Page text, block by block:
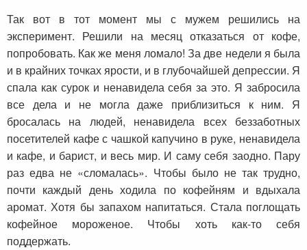
Так вот в тот момент мы с мужем решились на
эксперимент. Решили на месяц отказаться от кофе,
попробовать. Как же меня ломало! За две недели я была
и в крайних точках ярости, и в глубочайшей депрессии. Я
спала как сурок и ненавидела себя за это. Я забросила
все дела и не могла даже приблизиться к ним. Я
бросалась на людей, ненавидела всех беззаботных
посетителей кафе с чашкой капучино в руке, ненавидела
и кафе, и барист, и весь мир. И саму себя заодно. Пару
раз едва не «сломалась». Чтобы было не так трудно,
почти каждый день ходила по кофейням и вдыхала
аромат. Хотя бы запахом напитаться. Стала поглощать
кофейное мороженое. Чтобы хоть как-то себя
поддержать.